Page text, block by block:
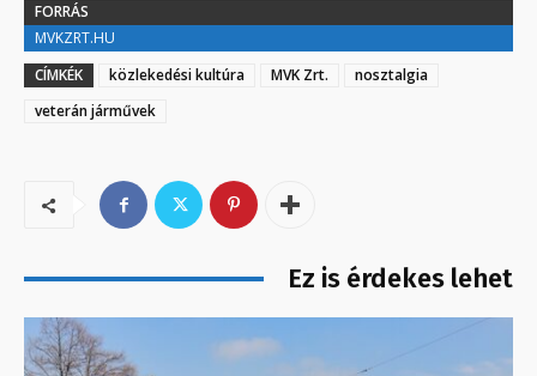
FORRÁS
MVKZRT.HU
CÍMKÉK
közlekedési kultúra MVK Zrt.
nosztalgia
veterán járművek
Ez is érdekes lehet